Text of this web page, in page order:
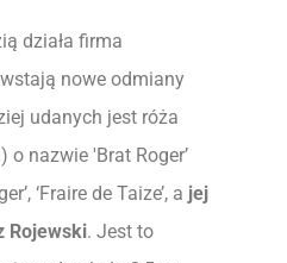
działa firma
nowe odmiany
udanych jest róża
nazwie 'Brat Roger’
‘Fraire de Taize’, a jej
Rojewski. Jest to